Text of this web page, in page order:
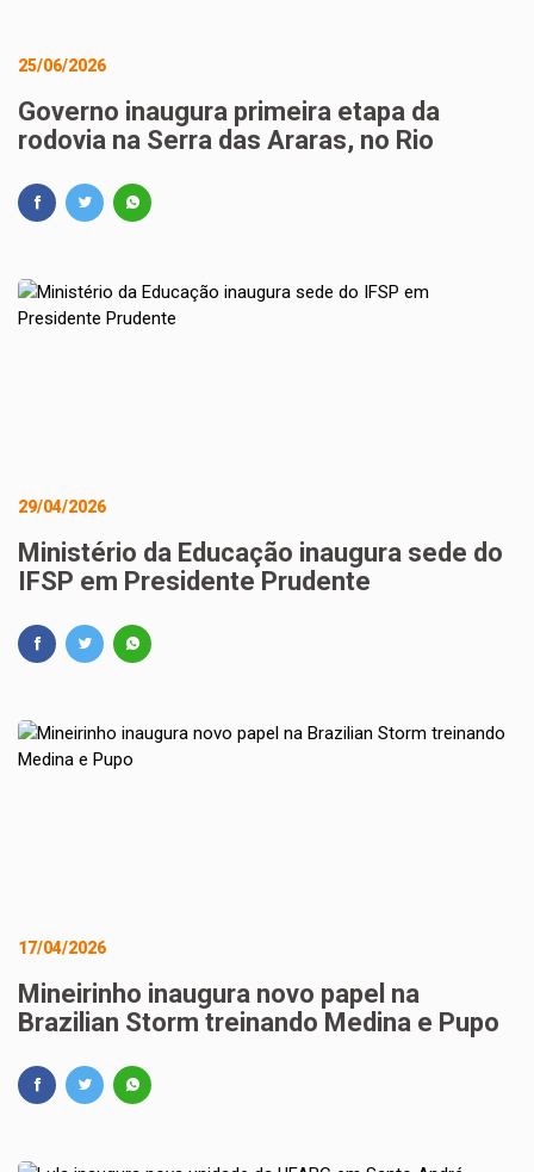
25/06/2026
Governo inaugura primeira etapa da
rodovia na Serra das Araras, no Rio
29/04/2026
Ministério da Educação inaugura sede do
IFSP em Presidente Prudente
17/04/2026
Mineirinho inaugura novo papel na
Brazilian Storm treinando Medina e Pupo